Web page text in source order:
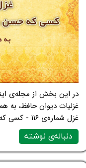
غزلیات دیوان حافظ، به
غزل شماره‌ی ۱۱۶ - کسی که حسن و خط دوست در نظر دارد
دنباله‌ی نوشته